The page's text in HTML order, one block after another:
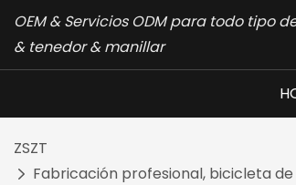
OEM & Servicios ODM para todo tipo
& tenedor & manillar
ZSZT
Fabricación profesional, bicicleta